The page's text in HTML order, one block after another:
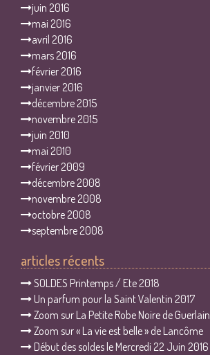
juin 2016
mai 2016
avril 2016
mars 2016
février 2016
janvier 2016
décembre 2015
novembre 2015
juin 2010
mai 2010
février 2009
décembre 2008
novembre 2008
octobre 2008
septembre 2008
articles récents
SOLDES Printemps / Ete 2018
Un parfum pour la Saint Valentin 2017
Zoom sur La Petite Robe Noire de Guerlain
Zoom sur « La vie est belle » de Lancôme
Début des soldes le Mercredi 22 Juin 2016